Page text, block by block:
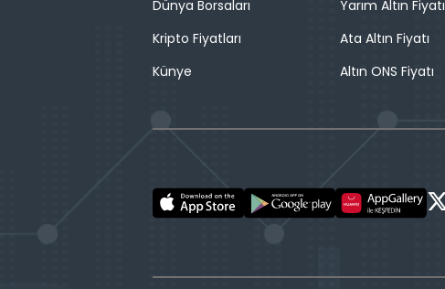
Dünya Borsaları
Kripto Fiyatları
Künye
Yarım Altın Fiyatı
Ata Altın Fiyatı
Altın ONS Fiyatı